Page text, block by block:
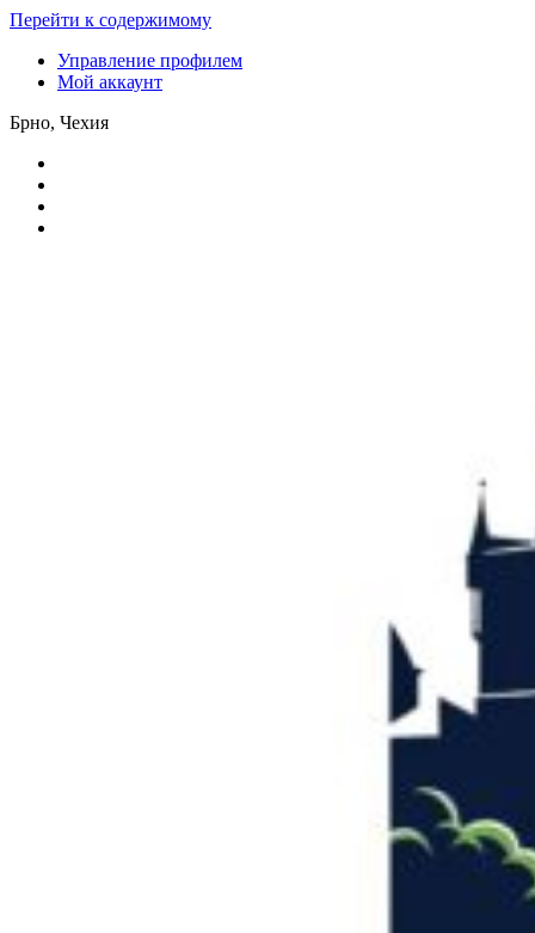
Перейти к содержимому
Управление профилем
Мой аккаунт
Брно, Чехия